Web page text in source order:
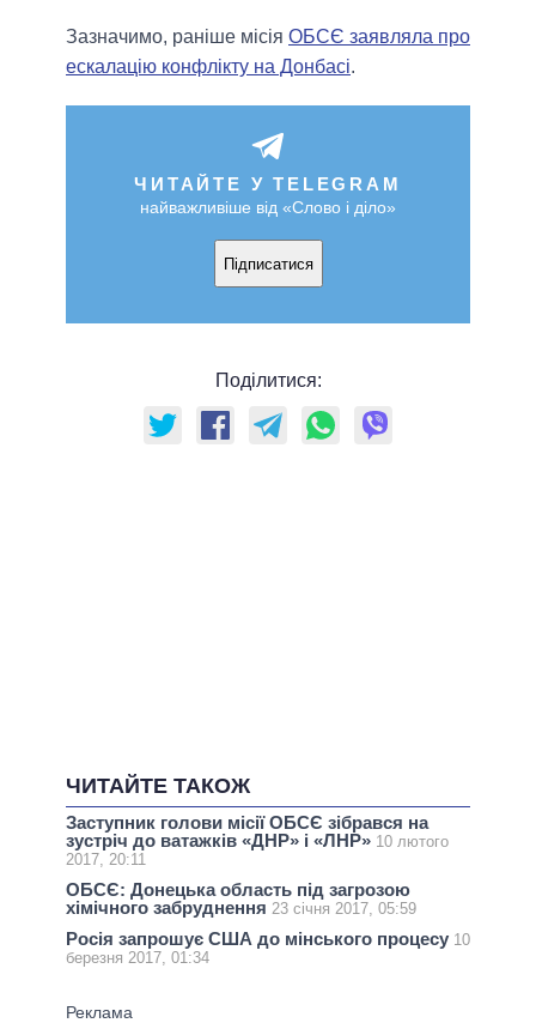
Зазначимо, раніше місія ОБСЄ заявляла про
ескалацію конфлікту на Донбасі.
ЧИТАЙТЕ У TELEGRAM
найважливіше від «Слово і діло»
Підписатися
Поділитися:
ЧИТАЙТЕ ТАКОЖ
Заступник голови місії ОБСЄ зібрався на
зустріч до ватажків «ДНР» і «ЛНР» 10 лютого
2017, 20:11
ОБСЄ: Донецька область під загрозою
хімічного забруднення 23 січня 2017, 05:59
Росія запрошує США до мінського процесу 10
березня 2017, 01:34